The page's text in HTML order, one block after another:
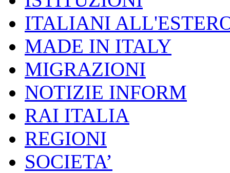
ITALIANI
MADE IN ITALY
MIGRAZIONI
NOTIZIE INFORM
RAI ITALIA
REGIONI
SOCIETA’